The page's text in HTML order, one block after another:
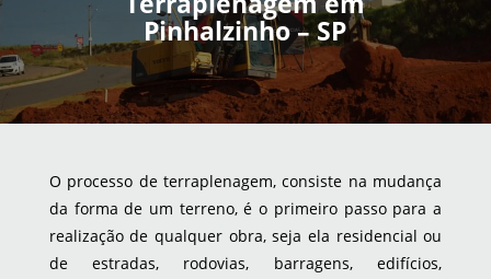
Pinhalzinho – SP
O processo de terraplenagem, consiste na mudança
da forma de um terreno, é o primeiro passo para a
realização de qualquer obra, seja ela residencial ou
de estradas, rodovias, barragens, edifícios,